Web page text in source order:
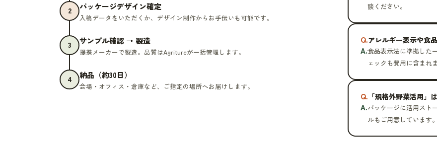
2 パッケージデザイン確定
入稿データをいただくか、デザイン制作からお手伝いも可能です。
3 サンプル確認 → 製造
提携メーカーで製造。品質はAgritureが一括管理します。
4 納品（約30日）
会場・オフィス・倉庫など、ご指定の場所へお届けします。
談ください。
Q.アレルギー表示や食
A.食品表示法に準拠した
ェックも費用に含まれ
Q. 「規格外野菜活用」
A.パッケージに活用スト
ルもご用意しています。